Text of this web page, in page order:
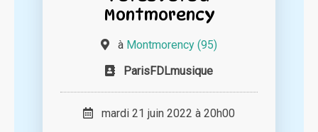
Montmorency
à Montmorency (95)
ParisFDLmusique
mardi 21 juin 2022 à 20h00